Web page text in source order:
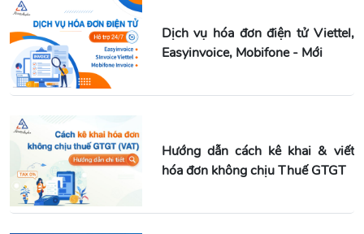
Dịch vụ hóa đơn điện tử Viettel,
Easyinvoice, Mobifone - Mới
Hướng dẫn cách kê khai & viết
hóa đơn không chịu Thuế GTGT